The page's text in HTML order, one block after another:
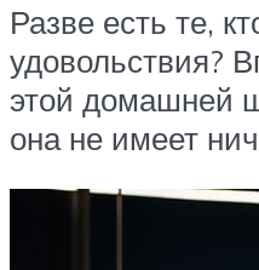
Разве есть те,
удовольствия?
этой домашней
она не имеет